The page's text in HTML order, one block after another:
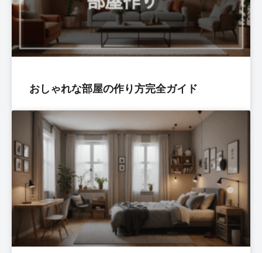
おしゃれな部屋の作り方完全ガイド